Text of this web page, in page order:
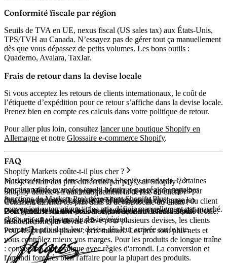
Conformité fiscale par région
Seuils de TVA en UE, nexus fiscal (US sales tax) aux États-Unis,
TPS/TVH au Canada. N’essayez pas de gérer tout ça manuellement
dès que vous dépassez de petits volumes. Les bons outils :
Quaderno, Avalara, TaxJar.
Frais de retour dans la devise locale
Si vous acceptez les retours de clients internationaux, le coût de
l’étiquette d’expédition pour ce retour s’affiche dans la devise locale.
Prenez bien en compte ces calculs dans votre politique de retour.
Pour aller plus loin, consultez lancer une boutique Shopify en
Allemagne et notre Glossaire e-commerce Shopify.
FAQ
Shopify Markets coûte-t-il plus cher ?
Markets est inclus dans les forfaits Shopify standards. Certaines
fonctionnalités avancées (multi-boutique par région, certaines
fonctions de Markets Pro) nécessitent Shopify Plus.
Puis-je définir des prix différents par pays sur Shopify ?
Oui, via Markets, vous pouvez définir des prix spécifiques par
devise ou par pays. Le système Markets prend en charge la
conversion automatique et les prix définis manuellement par marché.
Shopify détecte-t-il automatiquement la devise du client ?
Oui, Shopify utilise l'adresse IP et la langue du navigateur du client
pour suggérer un marché. Les clients peuvent ensuite modifier ce
choix via un sélecteur de devise/région.
Comment afficher les prix dans la devise locale du client ?
Configurez le marché pour la région du client avec la devise locale.
Si Shopify Payments est activé pour plusieurs devises, les clients
verront les prix dans leur devise dès leur arrivée sur le site.
Dois-je utiliser la conversion automatique ou définir les prix
manuellement par devise ?
Pour les produits phares : prix manuel. Les prix sont plus nets et
vous contrôlez mieux vos marges. Pour les produits de longue traîne
: conversion automatique avec règles d'arrondi. La conversion et
l'arrondi font très bien l'affaire pour la plupart des produits.